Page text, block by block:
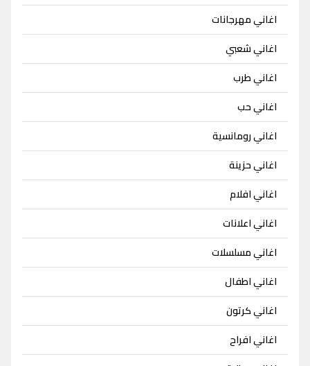
اغاني مهرجانات
اغاني شعبي
اغاني طرب
اغاني حب
اغاني رومانسية
اغاني حزينة
اغاني افلام
اغاني اعلانات
اغاني مسلسلات
اغاني اطفال
اغاني كرتون
اغاني افراح